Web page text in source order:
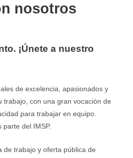
nosotros
¡Únete a nuestro
de excelencia, apasionados y
trabajo, con una gran vocación de
para trabajar en equipo.
parte del IMSP.
de trabajo y oferta pública de